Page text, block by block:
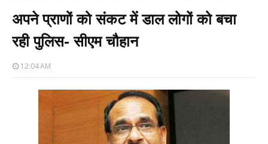
अपने प्राणों को संकट में डाल लोगों को बचा
रही पुलिस- सीएम चौहान
12:04 AM